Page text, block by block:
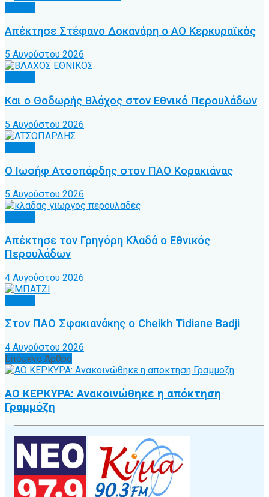
Απέκτησε Στέφανο Δοκανάρη ο ΑΟ Κερκυραϊκός
5 Αυγούστου 2026
Και ο Θοδωρής Βλάχος στον Εθνικό Περουλάδων
5 Αυγούστου 2026
Ο Ιωσήφ Ατσοπάρδης στον ΠΑΟ Κορακιάνας
5 Αυγούστου 2026
Απέκτησε τον Γρηγόρη Κλαδά ο Εθνικός
Περουλάδων
4 Αυγούστου 2026
Στον ΠΑΟ Σφακιανάκης ο Cheikh Tidiane Badji
4 Αυγούστου 2026
Επόμενο Άρθρο
ΑΟ ΚΕΡΚΥΡΑ: Ανακοινώθηκε η απόκτηση
Γραμμόζη